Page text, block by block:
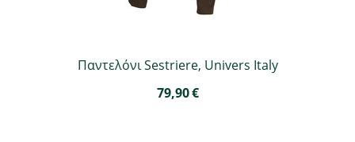
Παντελόνι Sestriere, Univers Italy
79,90€